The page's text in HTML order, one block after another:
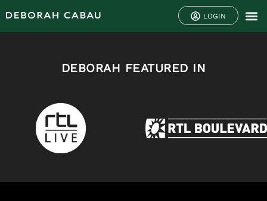
LOGIN
DEBORAH FEATURED IN